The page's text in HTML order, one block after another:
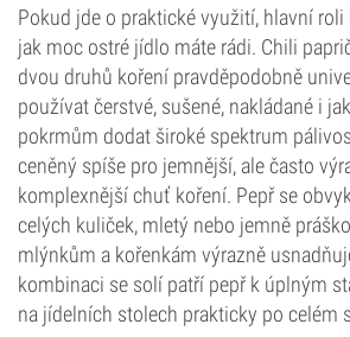
Pokud jde o praktické využití, hlavní
jak moc ostré jídlo máte rádi. Chili
dvou druhů koření pravděpodobně
používat čerstvé, sušené, nakládané i
pokrmům dodat široké spektrum
ceněný spíše pro jemnější, ale často
komplexnější chuť koření. Pepř se
celých kuliček, mletý nebo jemně
mlýnkům a kořenkám výrazně
kombinaci se solí patří pepř k úplným
na jídelních stolech prakticky po celém